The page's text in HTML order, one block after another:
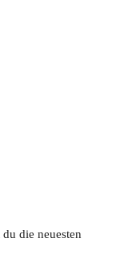
die neuesten